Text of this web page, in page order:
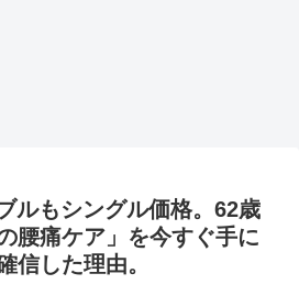
ルもシングル価格。62歳
腰痛ケア」を今すぐ手に
信した理由。